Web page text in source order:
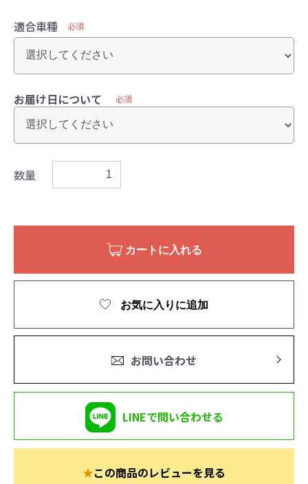
適合車種 必須
お届け日について 必須
数量
カートに入れる
お気に入りに追加
お問い合わせ
LINEで問い合わせる
★この商品のレビューを見る